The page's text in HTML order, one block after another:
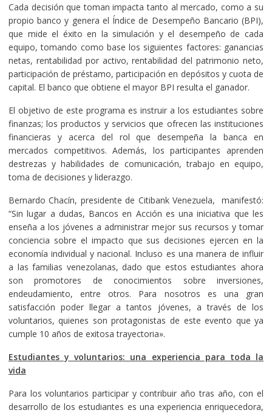
Cada decisión que toman impacta tanto al mercado, como a su
propio banco y genera el Índice de Desempeño Bancario (BPI),
que mide el éxito en la simulación y el desempeño de cada
equipo, tomando como base los siguientes factores: ganancias
netas, rentabilidad por activo, rentabilidad del patrimonio neto,
participación de préstamo, participación en depósitos y cuota de
capital. El banco que obtiene el mayor BPI resulta el ganador.
El objetivo de este programa es instruir a los estudiantes sobre
finanzas; los productos y servicios que ofrecen las instituciones
financieras y acerca del rol que desempeña la banca en
mercados competitivos. Además, los participantes aprenden
destrezas y habilidades de comunicación, trabajo en equipo,
toma de decisiones y liderazgo.
Bernardo Chacín, presidente de Citibank Venezuela, manifestó:
“Sin lugar a dudas, Bancos en Acción es una iniciativa que les
enseña a los jóvenes a administrar mejor sus recursos y tomar
conciencia sobre el impacto que sus decisiones ejercen en la
economía individual y nacional. Incluso es una manera de influir
a las familias venezolanas, dado que estos estudiantes ahora
son promotores de conocimientos sobre inversiones,
endeudamiento, entre otros. Para nosotros es una gran
satisfacción poder llegar a tantos jóvenes, a través de los
voluntarios, quienes son protagonistas de este evento que ya
cumple 10 años de exitosa trayectoria».
Estudiantes y voluntarios: una experiencia para toda la
vida
Para los voluntarios participar y contribuir año tras año, con el
desarrollo de los estudiantes es una experiencia enriquecedora,